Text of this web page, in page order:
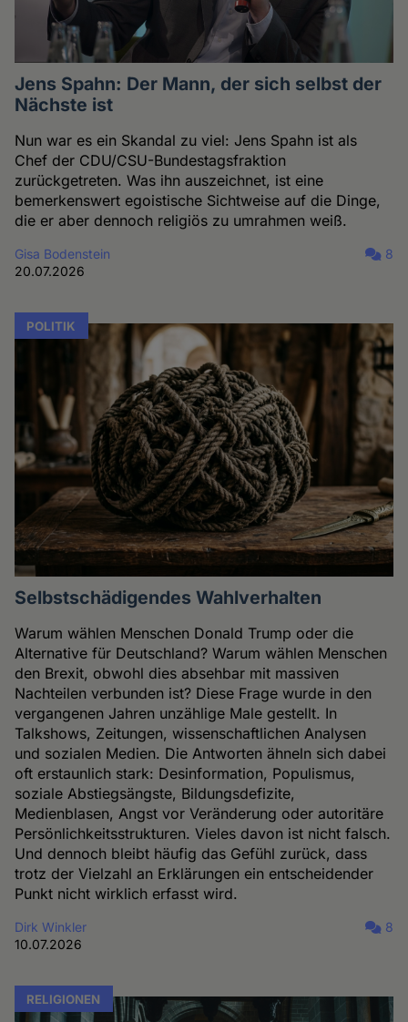
Jens Spahn: Der Mann, der sich selbst der
Nächste ist
Nun war es ein Skandal zu viel: Jens Spahn ist als
Chef der CDU/CSU-Bundestagsfraktion
zurückgetreten. Was ihn auszeichnet, ist eine
bemerkenswert egoistische Sichtweise auf die Dinge,
die er aber dennoch religiös zu umrahmen weiß.
Gisa Bodenstein
20.07.2026
8
POLITIK
Selbstschädigendes Wahlverhalten
Warum wählen Menschen Donald Trump oder die
Alternative für Deutschland? Warum wählen Menschen
den Brexit, obwohl dies absehbar mit massiven
Nachteilen verbunden ist? Diese Frage wurde in den
vergangenen Jahren unzählige Male gestellt. In
Talkshows, Zeitungen, wissenschaftlichen Analysen
und sozialen Medien. Die Antworten ähneln sich dabei
oft erstaunlich stark: Desinformation, Populismus,
soziale Abstiegsängste, Bildungsdefizite,
Medienblasen, Angst vor Veränderung oder autoritäre
Persönlichkeitsstrukturen. Vieles davon ist nicht falsch.
Und dennoch bleibt häufig das Gefühl zurück, dass
trotz der Vielzahl an Erklärungen ein entscheidender
Punkt nicht wirklich erfasst wird.
Dirk Winkler
10.07.2026
8
RELIGIONEN